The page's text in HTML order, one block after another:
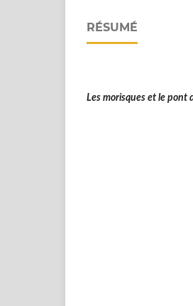
RÉSUMÉ
Les morisques et le pont